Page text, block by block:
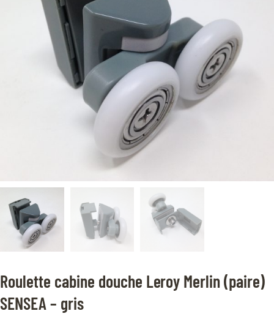
Roulette cabine douche Leroy Merlin (paire)
SENSEA – gris